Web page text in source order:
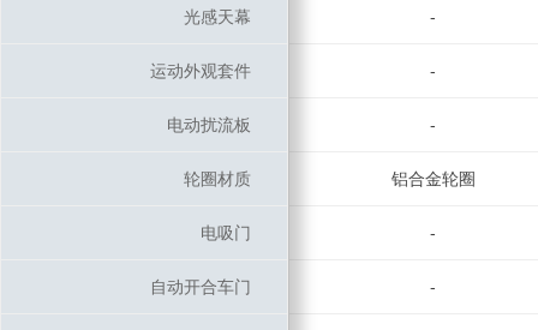
光感天幕 -
运动外观套件 -
电动扰流板 -
轮圈材质 铝合金轮圈
电吸门 -
自动开合车门 -
光感天幕
运动外观套件
电动扰流板
轮圈材质
电吸门
自动开合车门